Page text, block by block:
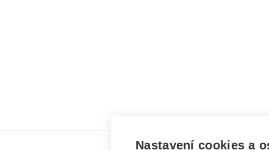
Nastavení cookies a